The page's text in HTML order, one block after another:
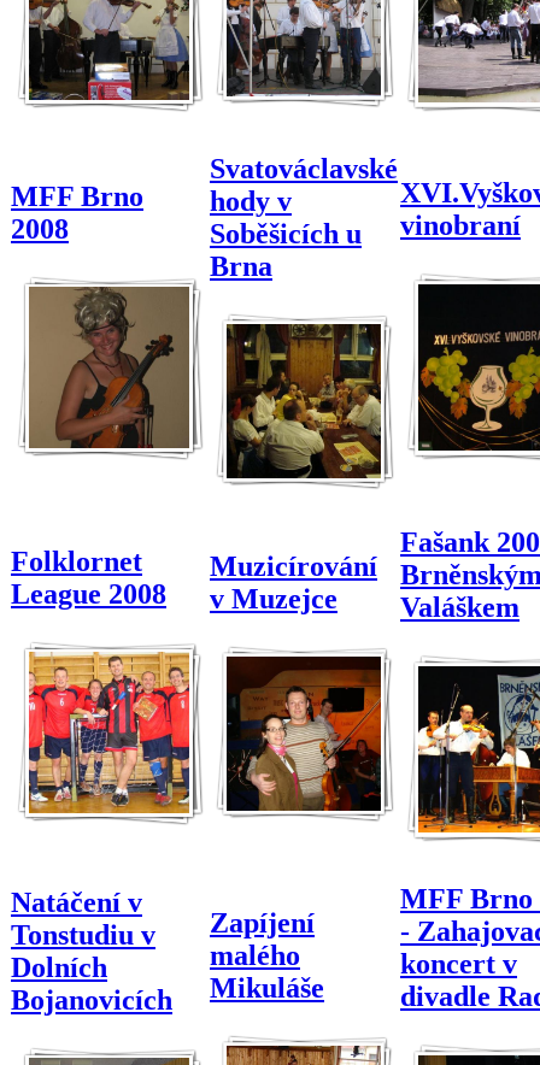
MFF Brno
2008
Svatováclavské
hody v
Soběšicích u
Brna
vinobraní
Folklornet
League 2008
Muzicírování
v Muzejce
Fašank
Valáškem
Natáčení v
Tonstudiu v
Dolních
Bojanovicích
Zapíjení
malého
Mikuláše
MFF Brno
-
koncert v
divadle